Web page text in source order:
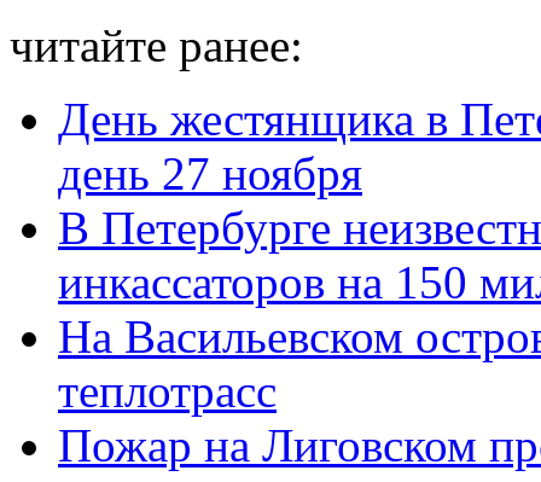
читайте ранее:
День жестянщика в
день 27 ноября
В Петербурге
инкассаторов на 150
На Васильевском
теплотрасс
Пожар на Лиговском